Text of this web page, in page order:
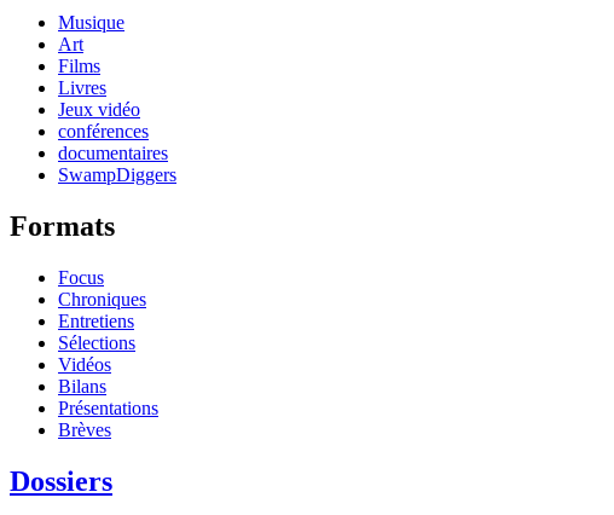
Musique
Art
Films
Livres
Jeux vidéo
conférences
documentaires
SwampDiggers
Formats
Focus
Chroniques
Entretiens
Sélections
Vidéos
Bilans
Présentations
Brèves
Dossiers